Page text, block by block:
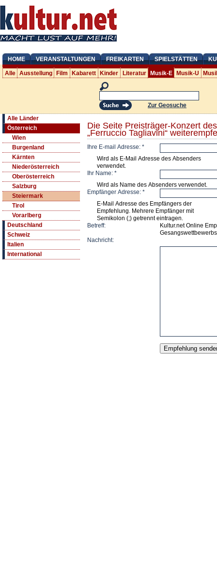
HOME VERANSTALTUNGEN FREIKARTEN SPIELSTÄTTEN
Alle Ausstellung Film Kabarett Kinder Literatur Musik-E Musik-U
Zur Geosuche
Alle Länder
Österreich
Wien
Burgenland
Kärnten
Niederösterreich
Oberösterreich
Salzburg
Steiermark
Tirol
Vorarlberg
Deutschland
Schweiz
Italien
International
Die Seite Preisträger-Konzert
„Ferruccio Tagliavini“
Ihre E-mail Adresse: *
Wird als E-Mail Adresse des Absenders
verwendet.
Ihr Name: *
Wird als Name des Absenders verwendet.
Empfänger Adresse: *
E-Mail Adresse des Empfängers der
Empfehlung. Mehrere Empfänger mit
Semikolon (;) getrennt eintragen.
Betreff:
Kultur.net Online
Nachricht: